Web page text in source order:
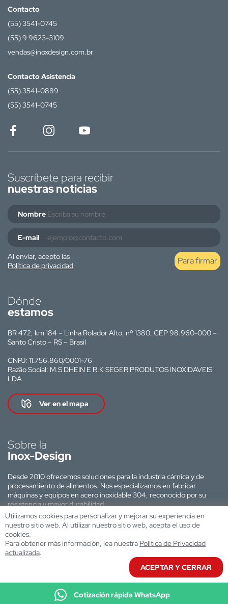
Contacto
(55) 3541-0745
(55) 9 9623-3109
vendas@inoxdesign.com.br
Contacto Asistencia
(55) 3541-0889
(55) 3541-0745
Suscríbete para recibir
nuestras noticias
Nombre
E-mail
Al enviar, acepto las
Política de privacidad
Para firmar
Dónde
estamos
BR 472, km 184 – Linha Rolador Alto, nº 1380, CEP 98.960-000 –
Santo Cristo – RS – Brasil
CNPJ: 11.756.860/0001-76
Razão Social: M.S DHEIN E R.K SEGER PRODUTOS INOXIDAVEIS
LDA
Ver en el mapa
Sobre la
Inox-Design
Desde 2010 ofrecemos soluciones para la industria cárnica y de
procesamiento de alimentos. Nos especializamos en fabricar
máquinas y equipos en acero inoxidable 304, reconocido por su
resistencia y mayor durabilidad.
Sitio web desarrollado por:
Cotización rápida WhatsApp
Utilizamos cookies para personalizar y mejorar su experiencia en
nuestro sitio web. Al utilizar nuestro sitio web, acepta el uso de
cookies.
Para obtener más información, lea nuestra Política de Privacidad
actualizada.
ACEPTAR Y CERRAR